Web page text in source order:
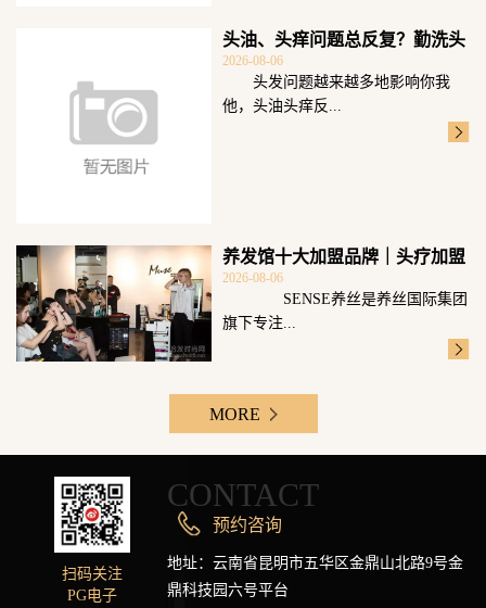
头油、头痒问题总反复？勤洗头
可不够重点科
2026-08-06
头发问题越来越多地影响你我
他，头油头痒反...
养发馆十大加盟品牌｜头疗加盟
选SENSE
2026-08-06
SENSE养丝是养丝国际集团
旗下专注...
MORE
扫码关注
PG电子
CONTACT
预约咨询
地址：云南省昆明市五华区金鼎山北路9号金
鼎科技园六号平台